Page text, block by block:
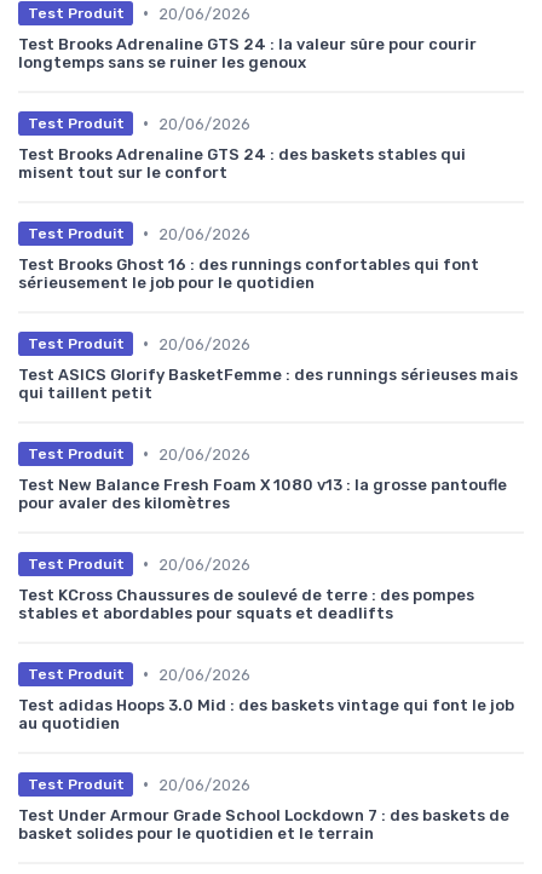
Test Produit •
20/06/2026
Test Brooks Adrenaline GTS 24 : la valeur sûre pour courir
longtemps sans se ruiner les genoux
Test Produit •
20/06/2026
Test Brooks Adrenaline GTS 24 : des baskets stables qui
misent tout sur le confort
Test Produit •
20/06/2026
Test Brooks Ghost 16 : des runnings confortables qui font
sérieusement le job pour le quotidien
Test Produit •
20/06/2026
Test ASICS Glorify BasketFemme : des runnings sérieuses mais
qui taillent petit
Test Produit •
20/06/2026
Test New Balance Fresh Foam X 1080 v13 : la grosse pantoufle
pour avaler des kilomètres
Test Produit •
20/06/2026
Test KCross Chaussures de soulevé de terre : des pompes
stables et abordables pour squats et deadlifts
Test Produit •
20/06/2026
Test adidas Hoops 3.0 Mid : des baskets vintage qui font le job
au quotidien
Test Produit •
20/06/2026
Test Under Armour Grade School Lockdown 7 : des baskets de
basket solides pour le quotidien et le terrain